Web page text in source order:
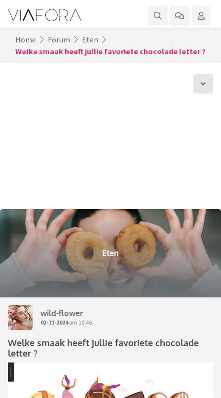
Home Forum
Eten
Welke smaak heeft jullie favoriete chocolade letter ?
Eten
wild-flower
02-11-2024om 10:45
Welke smaak heeft jullie favoriete chocolade
letter ?